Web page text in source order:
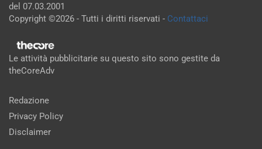
del 07.03.2001
Copyright ©2026 - Tutti i diritti riservati - Contattaci
Le attività pubblicitarie su questo sito sono gestite da
theCoreAdv
Redazione
Privacy Policy
Disclaimer